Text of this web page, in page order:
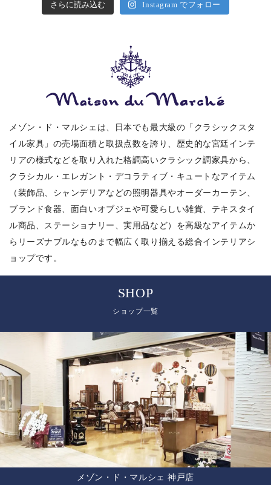
さらに読み込む Instagram でフォロー
メゾン・ド・マルシェは、日本でも最大級の「クラシックスタ
イル家具」の売場面積と取扱点数を誇り、歴史的な宮廷インテ
リアの様式などを取り入れた格調高いクラシック調家具から、
クラシカル・エレガント・デコラティブ・キュートなアイテム
（装飾品、シャンデリアなどの照明器具やオーダーカーテン、
ブランド食器、面白いオブジェや可愛らしい雑貨、テキスタイ
ル商品、ステーショナリー、実用品など）を高級なアイテムか
らリーズナブルなものまで幅広く取り揃える総合インテリアシ
ョップです。
SHOP
ショップ一覧
メゾン・ド・マルシェ 神戸店